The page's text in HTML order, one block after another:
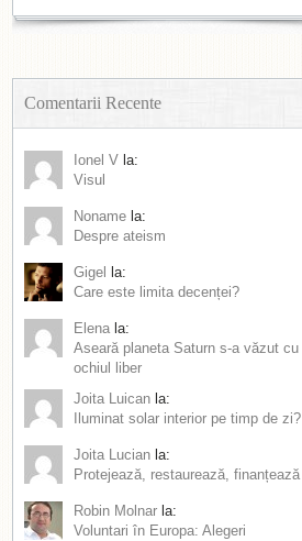
Comentarii Recente
Ionel V la:
Visul
Noname la:
Despre ateism
Gigel
la:
Care este limita decenței?
Elena la:
Aseară planeta Saturn s-a văzut cu
ochiul liber
Joita Luican la:
Iluminat solar interior pe timp de zi?
Joita Lucian la:
Protejează, restaurează, finanțează
Robin Molnar la:
Voluntari în Europa: Alegeri